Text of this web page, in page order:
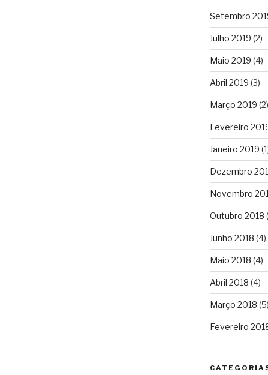
Setembro
Julho 2019 (2)
Maio 2019 (4)
Abril 2019 (3)
Março 2019 (2)
Fevereiro
Janeiro 2019
Dezembro
Novembro
Outubro 2018
Junho 2018 (4)
Maio 2018 (4)
Abril 2018 (4)
Março 2018 (5)
Fevereiro